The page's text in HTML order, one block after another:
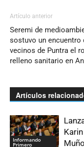
Artículo anterior
Seremi de
sostuvo un encuentro
vecinos de Puntra el
relleno sanitario en
Artículos
Informando
Primero